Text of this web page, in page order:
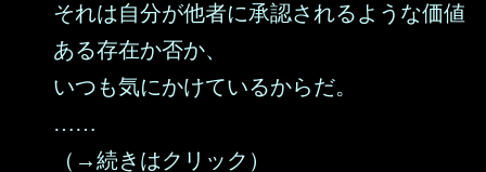
それは自分が他者に承認されるような価値
ある存在か否か、
いつも気にかけているからだ。
……
（→続きはクリック）